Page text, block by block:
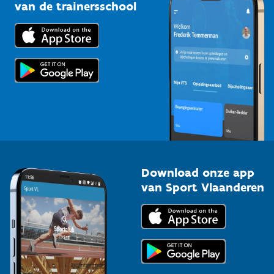
Trainers en begeleiders
Topsporters
Downloads
Voor de pers
van de trainersschool
Download onze app
van Sport Vlaanderen